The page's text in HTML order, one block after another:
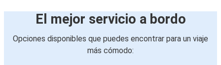
El mejor servicio a bordo
Opciones disponibles que puedes encontrar para un viaje
más cómodo: